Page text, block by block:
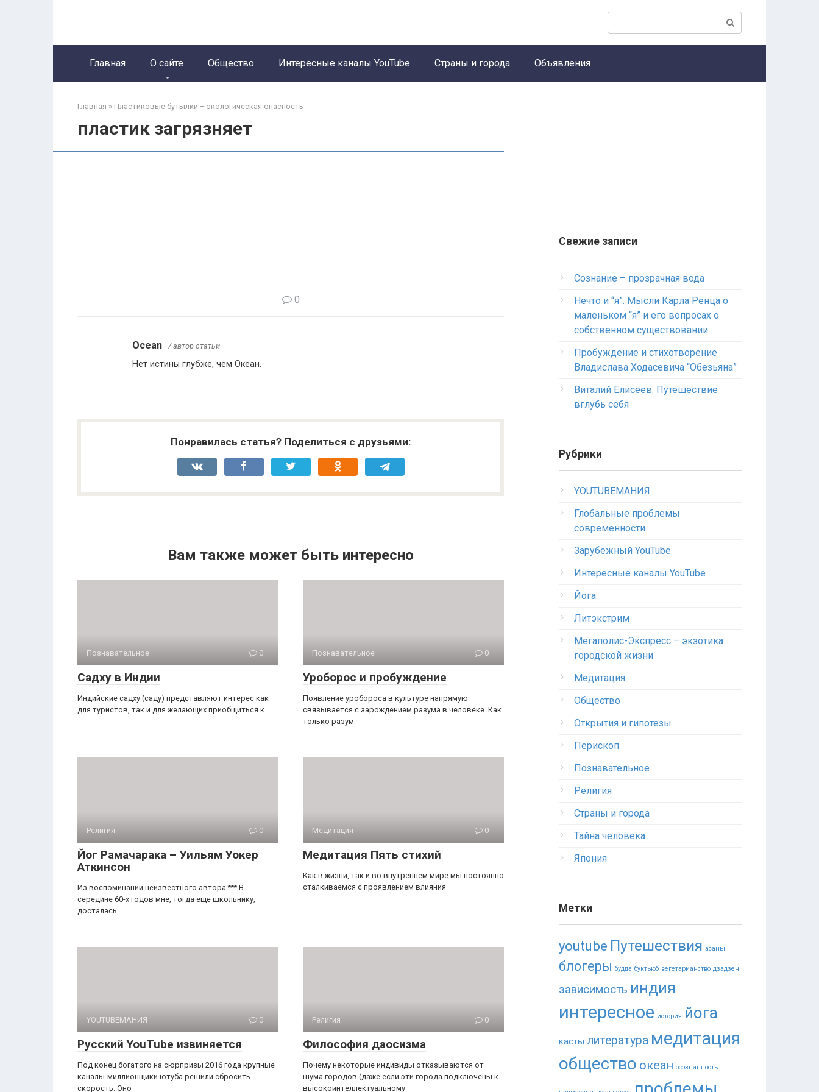
Главная О сайте Общество Интересные каналы YouTube Страны и города Объявления
Главная » Пластиковые бутылки – экологическая опасность
пластик загрязняет
0
Ocean / автор статьи
Нет истины глубже, чем Океан.
Понравилась статья? Поделиться с друзьями:
Вам также может быть интересно
Познавательное 0
Садху в Индии
Индийские садху (саду) представляют интерес как
для туристов, так и для желающих приобщиться к
Познавательное 0
Уроборос и пробуждение
Появление уробороса в культуре напрямую
связывается с зарождением разума в человеке. Как
только разум
Религия 0
Йог Рамачарака – Уильям Уокер
Аткинсон
Из воспоминаний неизвестного автора *** В
середине 60-х годов мне, тогда еще школьнику,
досталась
Медитация 0
Медитация Пять стихий
Как в жизни, так и во внутреннем мире мы постоянно
сталкиваемся с проявлением влияния
YOUTUBEМАНИЯ 0
Русский YouTube извиняется
Под конец богатого на сюрпризы 2016 года крупные
каналы-миллионщики ютуба решили сбросить
скорость. Оно
Религия 0
Философия даосизма
Почему некоторые индивиды отказываются от
шума городов (даже если эти города подключены к
высокоинтеллектуальному
Свежие записи
Сознание – прозрачная вода
Нечто и “я”. Мысли Карла Ренца о
маленьком “я” и его вопросах о
собственном существовании
Пробуждение и стихотворение
Владислава Ходасевича “Обезьяна”
Виталий Елисеев. Путешествие
вглубь себя
Рубрики
YOUTUBEМАНИЯ
Глобальные проблемы
современности
Зарубежный YouTube
Интересные каналы YouTube
Йога
Литэкстрим
Мегаполис-Экспресс – экзотика
городской жизни
Медитация
Общество
Открытия и гипотезы
Перископ
Познавательное
Религия
Страны и города
Тайна человека
Япония
Метки
youtube Путешествия асаны
блогеры будда буктьюб вегетарианство дзадзен
зависимость индия
интересное история йога
касты литература медитация
общество океан осознанность